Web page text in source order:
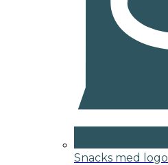
Snacks med logo